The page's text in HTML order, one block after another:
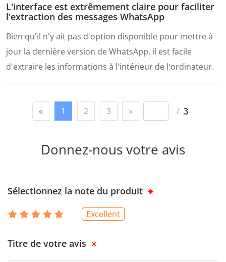
L'interface est extrêmement claire pour faciliter
l'extraction des messages WhatsApp
Bien qu'il n'y ait pas d'option disponible pour mettre à
jour la dernière version de WhatsApp, il est facile
d'extraire les informations à l'intérieur de l'ordinateur.
« 1 2 3 » / 3
Donnez-nous votre avis
Sélectionnez la note du produit
Excellent
Titre de votre avis